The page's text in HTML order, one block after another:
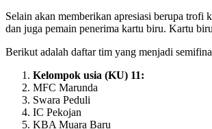
Selain akan memberikan apresiasi berupa trofi
dan juga pemain penerima kartu biru. Kartu
Berikut adalah daftar tim yang menjadi
Kelompok usia (KU) 11:
MFC Marunda
Swara Peduli
IC Pekojan
KBA Muara Baru